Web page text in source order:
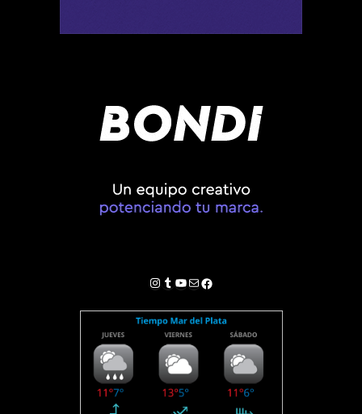
Instagram
Tumblr
YouTube
Correo electrónico
Facebook